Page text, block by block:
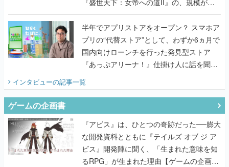
『盛世天下：女帝への道II』の、規模が違
うこだわりをプロデューサーに聞いた
半年でアプリストアをオープン？ スマホア
プリの“代替ストア”として、わずか6ヵ月で
国内向けローンチを行った発見型ストア
『あっぷアリーナ！』仕掛け人に話を聞い
てみた
インタビューの記事一覧
ゲームの企画書
『アビス』は、ひとつの奇跡だった──膨大
な開発資料とともに『テイルズ オブ ジ ア
ビス』開発陣に聞く、「生まれた意味を知
るRPG」が生まれた理由【ゲームの企画